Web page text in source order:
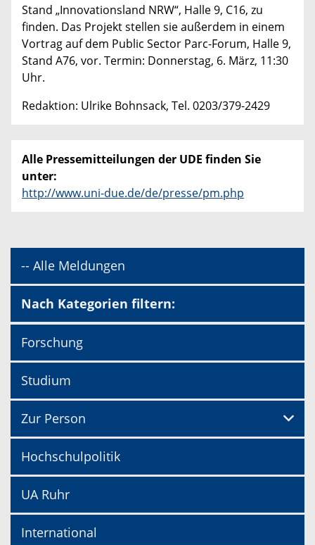
Stand „Innovationsland NRW“, Halle 9, C16, zu
finden. Das Projekt stellen sie außerdem in einem
Vortrag auf dem Public Sector Parc-Forum, Halle 9,
Stand A76, vor. Termin: Donnerstag, 6. März, 11:30
Uhr.
Redaktion: Ulrike Bohnsack, Tel. 0203/379-2429
Alle Pressemitteilungen der UDE finden Sie
unter:
http://www.uni-due.de/de/presse/pm.php
-- Alle Meldungen
Nach Kategorien filtern:
Forschung
Studium
Zur Person
Hochschulpolitik
UA Ruhr
International